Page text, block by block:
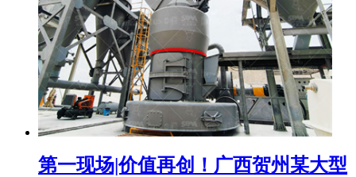
第一现场|价值再创！广西贺州某大型